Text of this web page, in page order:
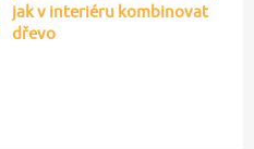
jak v interiéru kombinovat
dřevo